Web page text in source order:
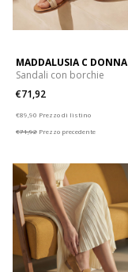
MADDALUSIA C DONNA
Sandali con borchie
€71,92
€89,90 Prezzo di listino
€71,92 Prezzo precedente